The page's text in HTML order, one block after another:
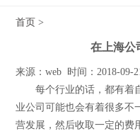
首页 >
在上海公
来源：web 时间：2018-09-
每个行业的话，都有着
业公司可能也会有着很多不
营发展，然后收取一定的费